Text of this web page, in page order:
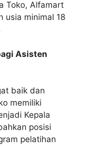
Toko, Alfamart
usia minimal 18
Asisten
baik dan
memiliki
Kepala
posisi
pelatihan